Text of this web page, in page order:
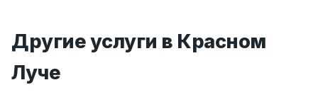
Другие услуги в Красном
Луче